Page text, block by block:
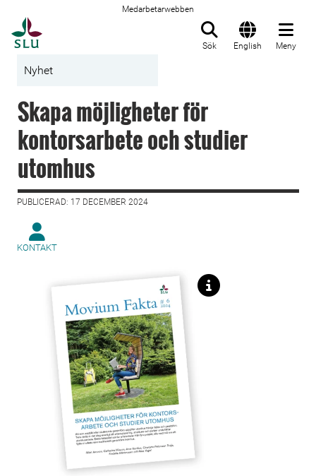
Medarbetarwebben
Sök English Meny
Nyhet
Skapa möjligheter för
kontorsarbete och studier
utomhus
PUBLICERAD: 17 DECEMBER 2024
KONTAKT